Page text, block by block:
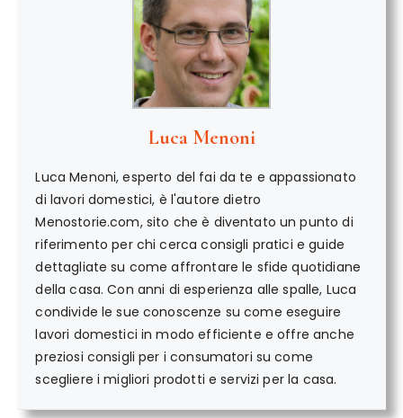
Luca Menoni
Luca Menoni, esperto del fai da te e appassionato
di lavori domestici, è l'autore dietro
Menostorie.com, sito che è diventato un punto di
riferimento per chi cerca consigli pratici e guide
dettagliate su come affrontare le sfide quotidiane
della casa. Con anni di esperienza alle spalle, Luca
condivide le sue conoscenze su come eseguire
lavori domestici in modo efficiente e offre anche
preziosi consigli per i consumatori su come
scegliere i migliori prodotti e servizi per la casa.